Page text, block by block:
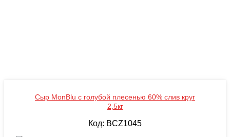
Сыр MonBlu с голубой плесенью 60% слив круг
2,5кг
Код: BCZ1045